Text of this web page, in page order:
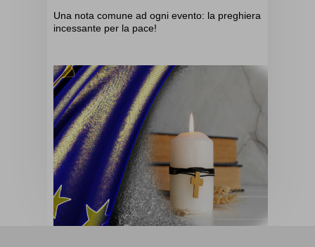
Una nota comune ad ogni evento: la preghiera
incessante per la pace!